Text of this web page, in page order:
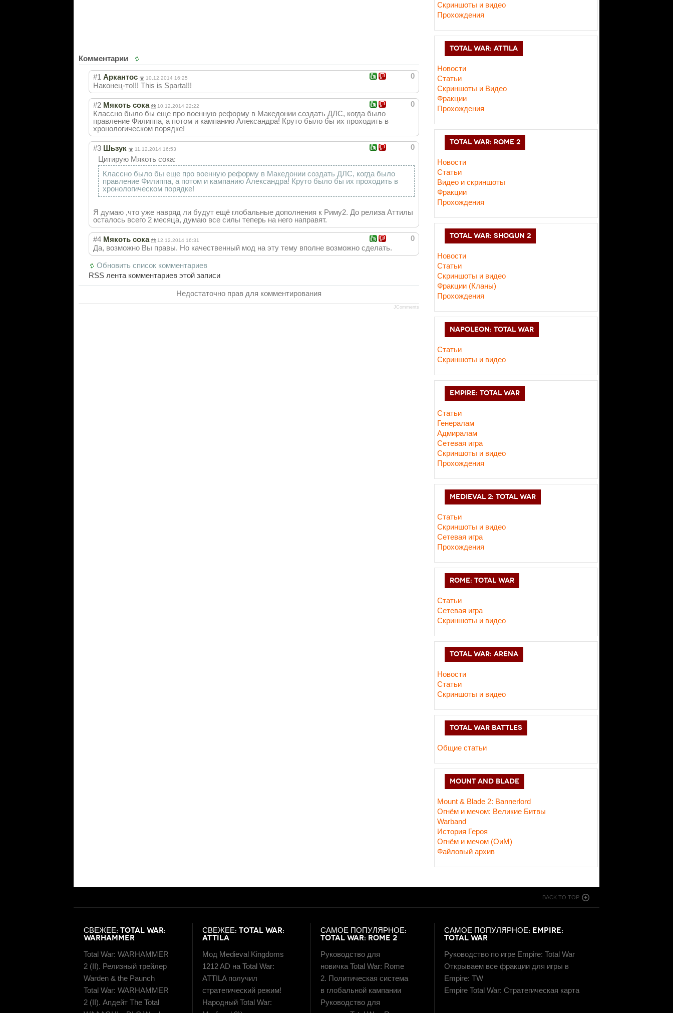
Комментарии
0
#1 Аркантос 10.12.2014 16:25
Наконец-то!!! This is Sparta!!!
0
#2 Мякоть сока 10.12.2014 22:22
Классно было бы еще про военную реформу в Македонии создать ДЛС, когда было
правление Филиппа, а потом и кампанию Александра! Круто было бы их проходить в
хронологическом порядке!
0
#3 Шьзук 11.12.2014 16:53
Цитирую Мякоть сока:
Классно было бы еще про военную реформу в Македонии создать ДЛС, когда было
правление Филиппа, а потом и кампанию Александра! Круто было бы их проходить в
хронологическом порядке!
Я думаю ,что уже навряд ли будут ещё глобальные дополнения к Риму2. До релиза Аттилы
осталось всего 2 месяца, думаю все силы теперь на него направят.
0
#4 Мякоть сока 12.12.2014 16:31
Да, возможно Вы правы. Но качественный мод на эту тему вполне возможно сделать.
Обновить список комментариев
RSS лента комментариев этой записи
Недостаточно прав для комментирования
JComments
Скриншоты и видео
Прохождения
TOTAL WAR: ATTILA
Новости
Статьи
Скриншоты и Видео
Фракции
Прохождения
TOTAL WAR: ROME 2
Новости
Статьи
Видео и скриншоты
Фракции
Прохождения
TOTAL WAR: SHOGUN 2
Новости
Статьи
Cкриншоты и видео
Фракции (Кланы)
Прохождения
NAPOLEON: TOTAL WAR
Статьи
Скриншоты и видео
EMPIRE: TOTAL WAR
Статьи
Генералам
Адмиралам
Сетевая игра
Скриншоты и видео
Прохождения
MEDIEVAL 2: TOTAL WAR
Статьи
Скриншоты и видео
Сетевая игра
Прохождения
ROME: TOTAL WAR
Статьи
Сетевая игра
Скриншоты и видео
TOTAL WAR: ARENA
Новости
Статьи
Скриншоты и видео
TOTAL WAR BATTLES
Общие статьи
MOUNT AND BLADE
Mount & Blade 2: Bannerlord
Огнём и мечом: Великие Битвы
Warband
История Героя
Огнём и мечом (ОиМ)
Файловый архив
BACK TO TOP
СВЕЖЕЕ: TOTAL WAR:
WARHAMMER
Total War: WARHAMMER
2 (II). Релизный трейлер
Warden & the Paunch
Total War: WARHAMMER
2 (II). Апдейт The Total
СВЕЖЕЕ: TOTAL WAR:
ATTILA
Мод Medieval Kingdoms
1212 AD на Total War:
ATTILA получил
стратегический режим!
Народный Total War:
САМОЕ ПОПУЛЯРНОЕ:
TOTAL WAR: ROME 2
Руководство для
новичка Total War: Rome
2. Политическая система
в глобальной кампании
Руководство для
САМОЕ ПОПУЛЯРНОЕ: EMPIRE:
TOTAL WAR
Руководство по игре Empire: Total War
Открываем все фракции для игры в
Empire: TW
Empire Total War: Стратегическая карта